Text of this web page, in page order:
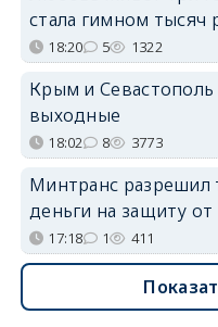
стала гимном тысяч
18:20 5 1322
Крым и
выходные
18:02 8 3773
Минтранс разрешил
деньги на защиту
17:18 1 411